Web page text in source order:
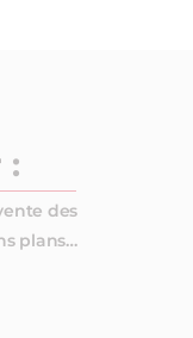
:
des
plans…